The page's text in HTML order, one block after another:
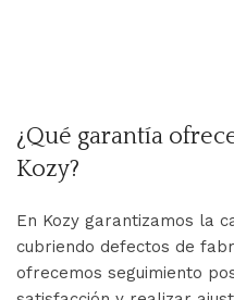
¿Qué garantía
Kozy?
En Kozy garantizamos la
cubriendo defectos de
ofrecemos seguimiento